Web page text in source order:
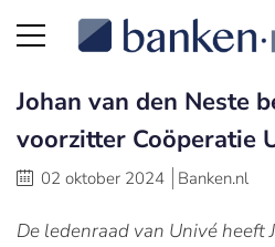
Johan van den Neste
voorzitter Coöperatie
02 oktober 2024 Banken.nl
De ledenraad van Univé heeft